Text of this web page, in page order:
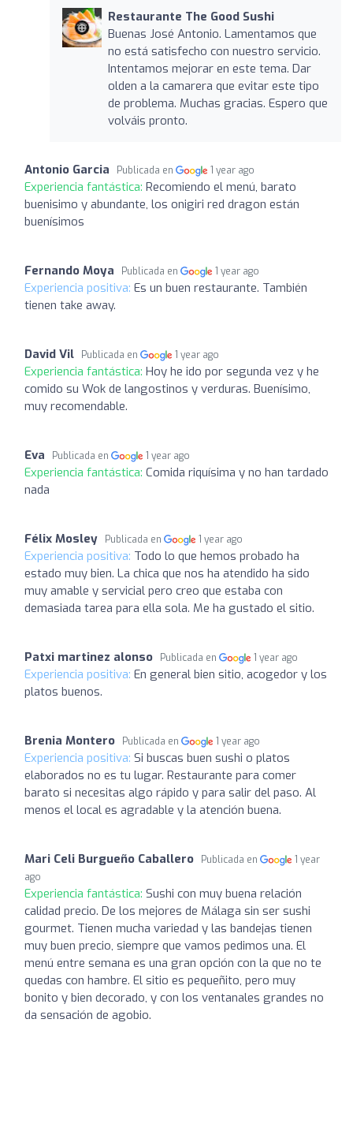
Restaurante The Good Sushi
Buenas José Antonio. Lamentamos que
no está satisfecho con nuestro servicio.
Intentamos mejorar en este tema. Dar
olden a la camarera que evitar este tipo
de problema. Muchas gracias. Espero que
volváis pronto.
Antonio Garcia Publicada en 1 year ago
Experiencia fantástica: Recomiendo el menú, barato
buenisimo y abundante, los onigiri red dragon están
buenísimos
Fernando Moya Publicada en 1 year ago
Experiencia positiva: Es un buen restaurante. También
tienen take away.
David Vil Publicada en 1 year ago
Experiencia fantástica: Hoy he ido por segunda vez y he
comido su Wok de langostinos y verduras. Buenísimo,
muy recomendable.
Eva Publicada en 1 year ago
Experiencia fantástica: Comida riquísima y no han tardado
nada
Félix Mosley Publicada en 1 year ago
Experiencia positiva: Todo lo que hemos probado ha
estado muy bien. La chica que nos ha atendido ha sido
muy amable y servicial pero creo que estaba con
demasiada tarea para ella sola. Me ha gustado el sitio.
Patxi martinez alonso Publicada en 1 year ago
Experiencia positiva: En general bien sitio, acogedor y los
platos buenos.
Brenia Montero Publicada en 1 year ago
Experiencia positiva: Si buscas buen sushi o platos
elaborados no es tu lugar. Restaurante para comer
barato si necesitas algo rápido y para salir del paso. Al
menos el local es agradable y la atención buena.
Mari Celi Burgueño Caballero Publicada en
1 year
ago
Experiencia fantástica: Sushi con muy buena relación
calidad precio. De los mejores de Málaga sin ser sushi
gourmet. Tienen mucha variedad y las bandejas tienen
muy buen precio, siempre que vamos pedimos una. El
menú entre semana es una gran opción con la que no te
quedas con hambre. El sitio es pequeñito, pero muy
bonito y bien decorado, y con los ventanales grandes no
da sensación de agobio.